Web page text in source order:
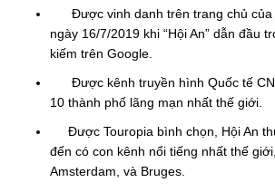
Được vinh danh trên trang chủ của
ngày 16/7/2019 khi “Hội An” dẫn đầu
kiếm trên Google.
Được kênh truyền hình Quốc tế
10 thành phố lãng mạn nhất thế giới.
Được Touropia bình chọn, Hội An
đến có con kênh nổi tiếng nhất thế
Amsterdam, và Bruges.